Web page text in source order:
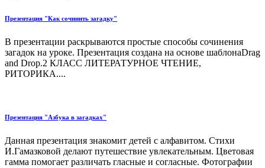
Презентация "Как сочинить загадку"
В презентации раскрываются простые способы сочинения
загадок на уроке. Презентация создана на основе шаблонаDrag
and Drop.2 КЛАСС ЛИТЕРАТУРНОЕ ЧТЕНИЕ,
РИТОРИКА....
Презентация "Азбука в загадках"
Данная презентация знакомит детей с алфавитом. Стихи
И.Гамазковой делают путешествие увлекательным. Цветовая
гамма помогает различать гласные и согласные. Фотографии